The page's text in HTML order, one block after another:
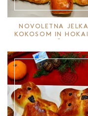
NOVOLETNA
KOKOSOM IN